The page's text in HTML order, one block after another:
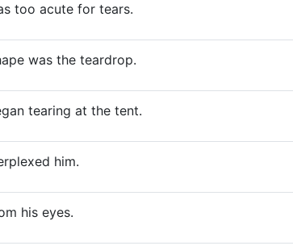
too acute for tears.
was the teardrop.
tearing at the tent.
him.
his eyes.